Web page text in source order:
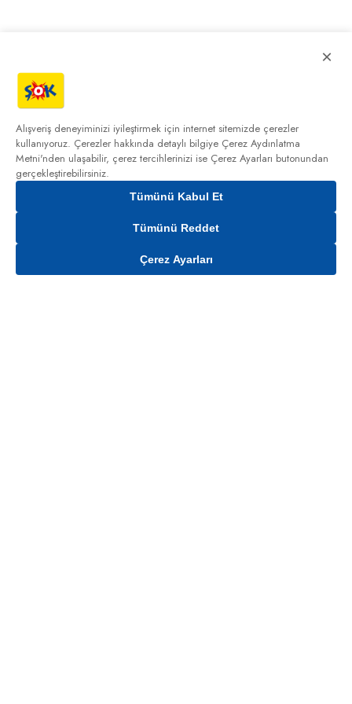
Gelince Haber Ver
×
Alışveriş deneyiminizi iyileştirmek için internet sitemizde çerezler
kullanıyoruz. Çerezler hakkında detaylı bilgiye Çerez Aydınlatma
Metni'nden ulaşabilir, çerez tercihlerinizi ise Çerez Ayarları butonundan
gerçekleştirebilirsiniz.
Tümünü Kabul Et
Tümünü Reddet
Çerez Ayarları